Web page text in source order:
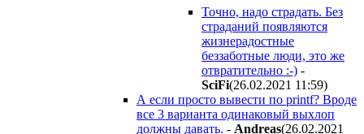
Точно, надо страдать. Без
страданий появляются
жизнерадостные
беззаботные люди, это же
отвратительно :-) -
SciFi(26.02.2021 11:59)
А если просто вывести по printf? Вроде
все 3 варианта одинаковый выхлоп
должны давать. - Andreas(26.02.2021